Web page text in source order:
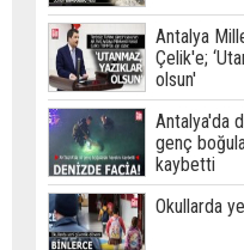
Antalya
Çelik'e;
olsun'
Antalya'da
genç
kaybetti
Okullarda